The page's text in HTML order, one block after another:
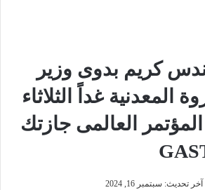
كريم بدوى وزير
المعدنية غداً الثلاثاء
العالمى جازتك
آخر تحديث: سبتمبر 16, 2024